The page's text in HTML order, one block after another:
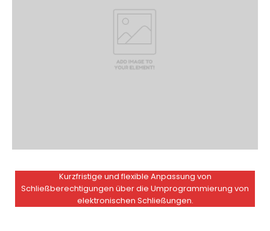
Kurzfristige und flexible Anpassung von
Schließberechtigungen über die Umprogrammierung von
elektronischen Schließungen.